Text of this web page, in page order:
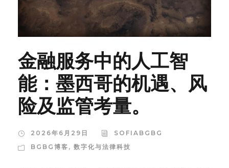
金融服务中的人工智
能：墨西哥的机遇、风
险及监管考量。
2026年6月29日
SOFIABGBG
BGBG博客 , 数字化与法律科技